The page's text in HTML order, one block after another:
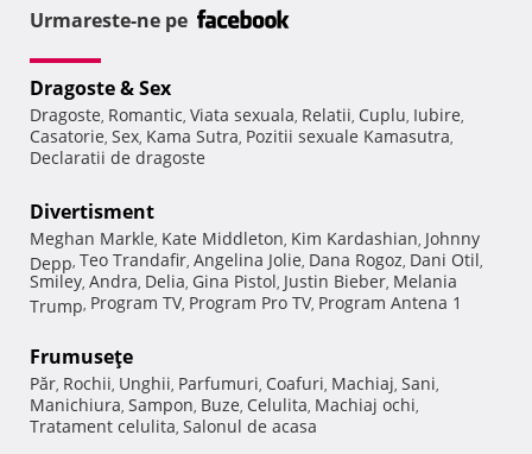
Urmareste-ne pe
Dragoste & Sex
Dragoste, Romantic, Viata sexuala, Relatii, Cuplu, Iubire,
Casatorie, Sex, Kama Sutra, Pozitii sexuale Kamasutra,
Declaratii de dragoste
Divertisment
Meghan Markle, Kate Middleton, Kim Kardashian, Johnny
Depp, Teo Trandafir, Angelina Jolie, Dana Rogoz, Dani Otil,
Smiley, Andra, Delia, Gina Pistol, Justin Bieber, Melania
Trump, Program TV, Program Pro TV, Program Antena 1
Frumuseţe
Păr, Rochii, Unghii, Parfumuri, Coafuri, Machiaj, Sani,
Manichiura, Sampon, Buze, Celulita, Machiaj ochi,
Tratament celulita, Salonul de acasa